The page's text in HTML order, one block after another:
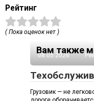
Рейтинг
( Пока оценок нет )
Вам также
08.05.2026
Грузовик — не